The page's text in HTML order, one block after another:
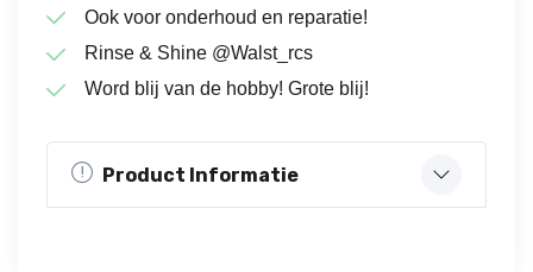
Ook voor onderhoud en reparatie!
Rinse & Shine @Walst_rcs
Word blij van de hobby! Grote blij!
Product Informatie